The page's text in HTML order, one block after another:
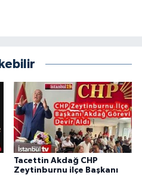
Tacettin Akdağ CHP
Zeytinburnu ilçe Başkanı